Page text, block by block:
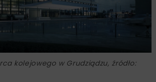
kolejowego w Grudziądzu, źródło: